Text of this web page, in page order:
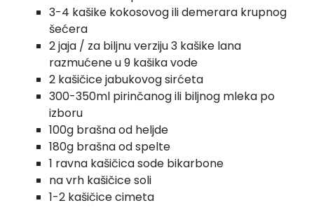
3-4 kašike kokosovog ili demerara krupnog
šećera
2 jaja / za biljnu verziju 3 kašike lana
razmućene u 9 kašika vode
2 kašičice jabukovog sirćeta
300-350ml pirinčanog ili biljnog mleka po
izboru
100g brašna od heljde
180g brašna od spelte
1 ravna kašičica sode bikarbone
na vrh kašičice soli
1-2 kašičice cimeta